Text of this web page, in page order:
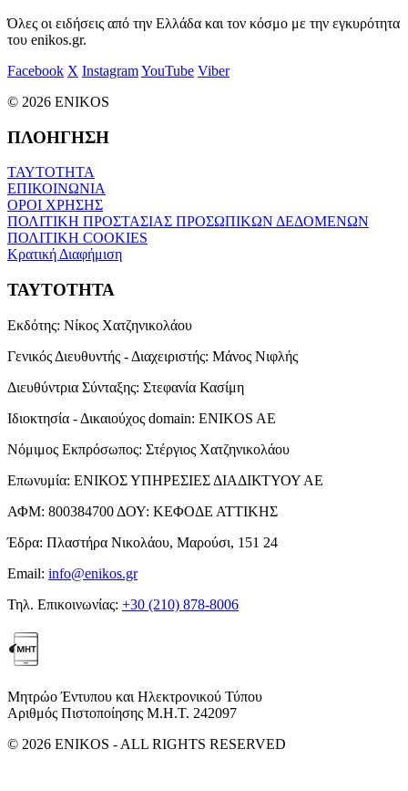
Όλες οι ειδήσεις από την Ελλάδα και τον κόσμο με την εγκυρότητα
του enikos.gr.
Facebook X InstagramYouTube Viber
© 2026 ENIKOS
ΠΛΟΗΓΗΣΗ
ΤΑΥΤΟΤΗΤΑ
ΕΠΙΚΟΙΝΩΝΙΑ
ΟΡΟΙ ΧΡΗΣΗΣ
ΠΟΛΙΤΙΚΗ ΠΡΟΣΤΑΣΙΑΣ ΠΡΟΣΩΠΙΚΩΝ ΔΕΔΟΜΕΝΩΝ
ΠΟΛΙΤΙΚΗ COOKIES
Κρατική Διαφήμιση
ΤΑΥΤΟΤΗΤΑ
Εκδότης: Νίκος Χατζηνικολάου
Γενικός Διευθυντής - Διαχειριστής: Μάνος Νιφλής
Διευθύντρια Σύνταξης: Στεφανία Κασίμη
Ιδιοκτησία - Δικαιούχος domain: ENIKOS AE
Νόμιμος Εκπρόσωπος: Στέργιος Χατζηνικολάου
Επωνυμία: ΕΝΙΚΟΣ ΥΠΗΡΕΣΙΕΣ ΔΙΑΔΙΚΤΥΟΥ ΑΕ
ΑΦΜ: 800384700 ΔΟΥ: ΚΕΦΟΔΕ ΑΤΤΙΚΗΣ
Έδρα: Πλαστήρα Νικολάου, Μαρούσι, 151 24
Email: info@enikos.gr
Τηλ. Επικοινωνίας: +30 (210) 878-8006
Μητρώο Έντυπου και Ηλεκτρονικού Τύπου
Αριθμός Πιστοποίησης Μ.Η.Τ. 242097
© 2026 ENIKOS - ALL RIGHTS RESERVED